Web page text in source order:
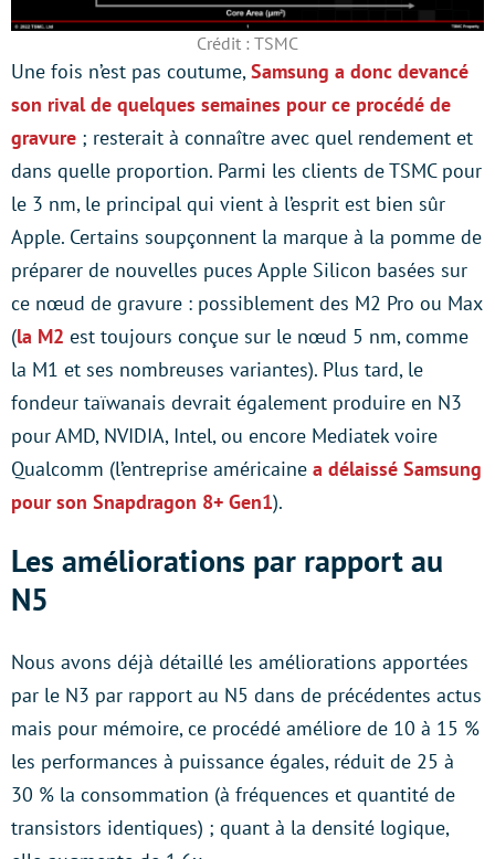
Crédit : TSMC
Une fois n’est pas coutume,Samsung a donc devancé
son rival de quelques semaines pour ce procédé de
gravure ; resterait à connaître avec quel rendement et
dans quelle proportion. Parmi les clients de TSMC pour
le 3 nm, le principal qui vient à l’esprit est bien sûr
Apple. Certains soupçonnent la marque à la pomme de
préparer de nouvelles puces Apple Silicon basées sur
ce nœud de gravure : possiblement des M2 Pro ou Max
(la M2 est toujours conçue sur le nœud 5 nm, comme
la M1 et ses nombreuses variantes). Plus tard, le
fondeur taïwanais devrait également produire en N3
pour AMD, NVIDIA, Intel, ou encore Mediatek voire
Qualcomm (l’entreprise américaine a délaissé Samsung
pour son Snapdragon 8+ Gen1).
Les améliorations par rapport au
N5
Nous avons déjà détaillé les améliorations apportées
par le N3 par rapport au N5 dans de précédentes actus
mais pour mémoire, ce procédé améliore de 10 à 15 %
les performances à puissance égales, réduit de 25 à
30 % la consommation (à fréquences et quantité de
transistors identiques) ; quant à la densité logique,